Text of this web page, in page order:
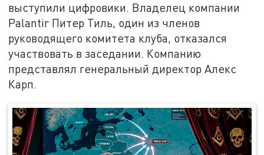
выступили цифровики. Владелец компании
Palantir Питер Тиль, один из членов
руководящего комитета клуба, отказался
участвовать в заседании. Компанию
представлял генеральный директор Алекс
Карп.